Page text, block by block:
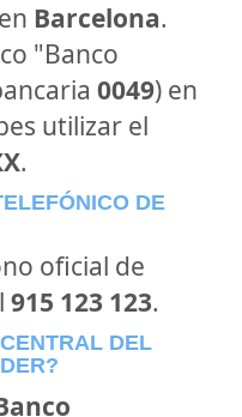
en Barcelona.
"Banco
0049) en
utilizar el
.
DE
oficial de
915 123 123.
DEL